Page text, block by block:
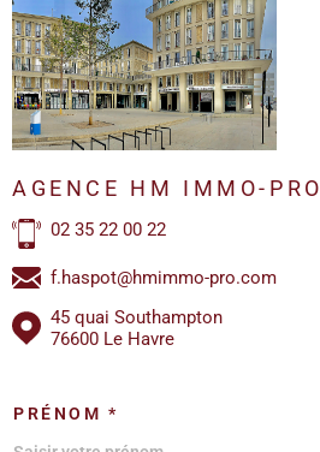
AGENCE HM IMMO-PRO
02 35 22 00 22
f.haspot@hmimmo-pro.com
45 quai Southampton
76600 Le Havre
PRÉNOM *